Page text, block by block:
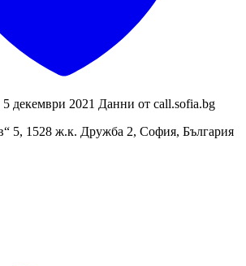
5 декември 2021 Данни от call.sofia.bg
5, 1528 ж.к. Дружба 2, София, България